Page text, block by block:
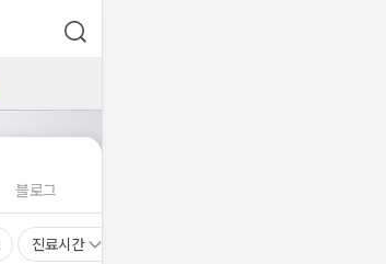
블로그
진료시간